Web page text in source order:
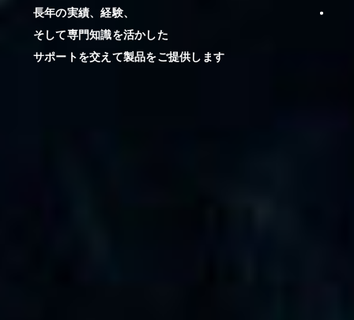
長年の実績、経験、
そして専門知識を活かした
サポートを交えて製品をご提供します